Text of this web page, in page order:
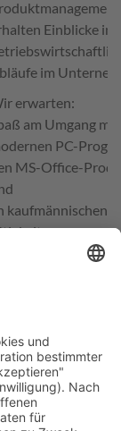
Einblicke in
im
erwarten:
am Umgang mit
PC-
MS-Office-
kaufmännischen
unserer
freuen uns über
Jachmann-